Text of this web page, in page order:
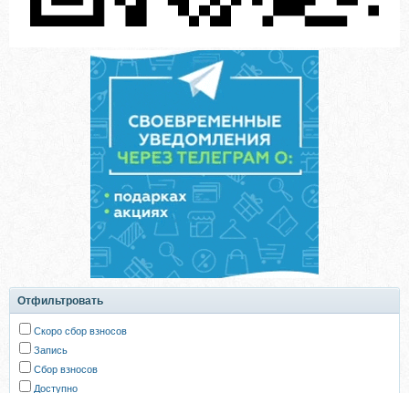
Отфильтровать
Скоро сбор взносов
Запись
Сбор взносов
Доступно